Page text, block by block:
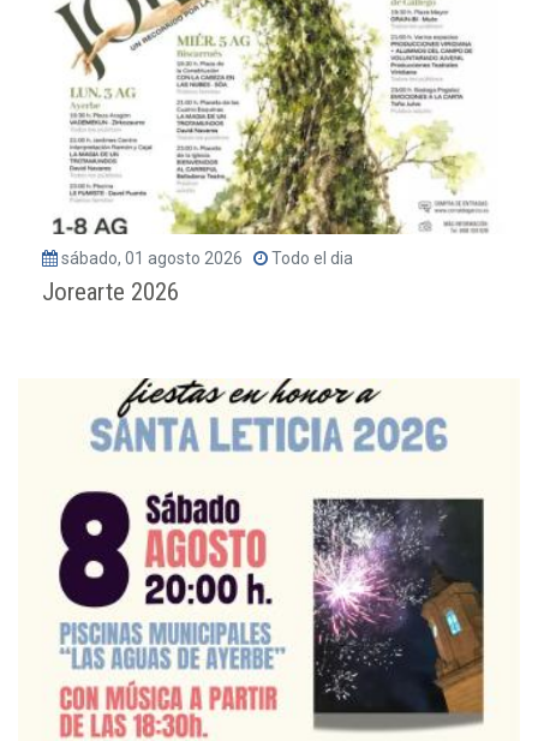
sábado, 01 agosto 2026 Todo el dia
Jorearte 2026